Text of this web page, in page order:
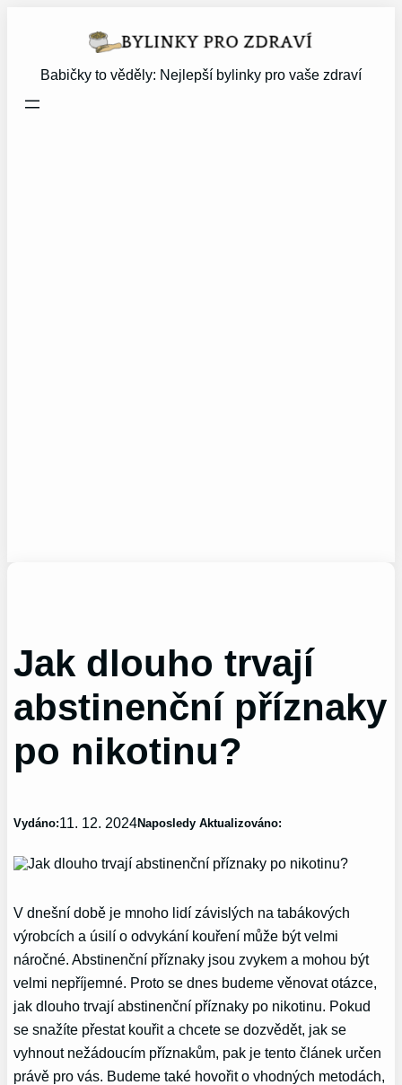
Babičky to věděly: Nejlepší bylinky pro vaše zdraví
Jak dlouho trvají
abstinenční příznaky
po nikotinu?
Vydáno:11. 12. 2024Naposledy Aktualizováno:
V dnešní době je mnoho lidí závislých na tabákových
výrobcích a úsilí o odvykání kouření může být velmi
náročné. Abstinenční příznaky jsou zvykem a mohou být
velmi nepříjemné. Proto se dnes budeme věnovat otázce,
jak dlouho trvají abstinenční příznaky po nikotinu. Pokud
se snažíte přestat kouřit a chcete se dozvědět, jak se
vyhnout nežádoucím příznakům, pak je tento článek určen
právě pro vás. Budeme také hovořit o vhodných metodách,